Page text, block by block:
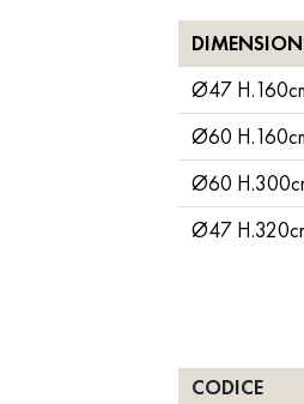
Ø47
Ø60
Ø60
Ø47
CODICE